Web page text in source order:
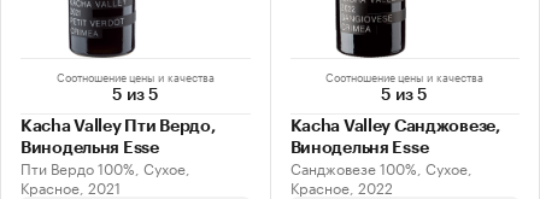
Соотношение цены и качества
5 из 5
Kacha Valley Пти Вердо,
Винодельня Esse
Пти Вердо 100%, Сухое,
Красное, 2021
Соотношение цены и качества
5 из 5
Kacha Valley Санджовезе,
Винодельня Esse
Санджовезе 100%, Сухое,
Красное, 2022